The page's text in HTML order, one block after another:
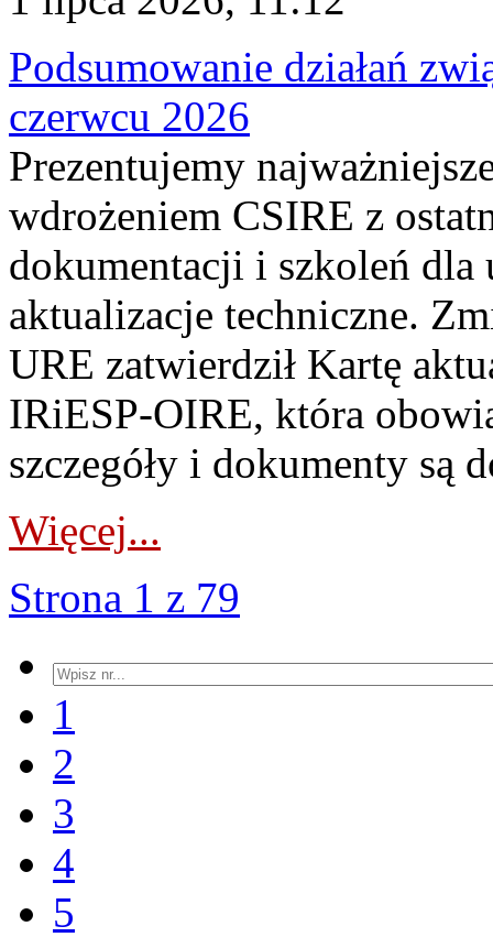
Podsumowanie działań
czerwcu 2026
Prezentujemy
wdrożeniem CSIRE z
dokumentacji i szkoleń
aktualizacje techniczne.
URE zatwierdził Kartę
IRiESP‑OIRE, która
szczegóły i dokumenty są
Więcej...
Strona 1 z 79
1
2
3
4
5